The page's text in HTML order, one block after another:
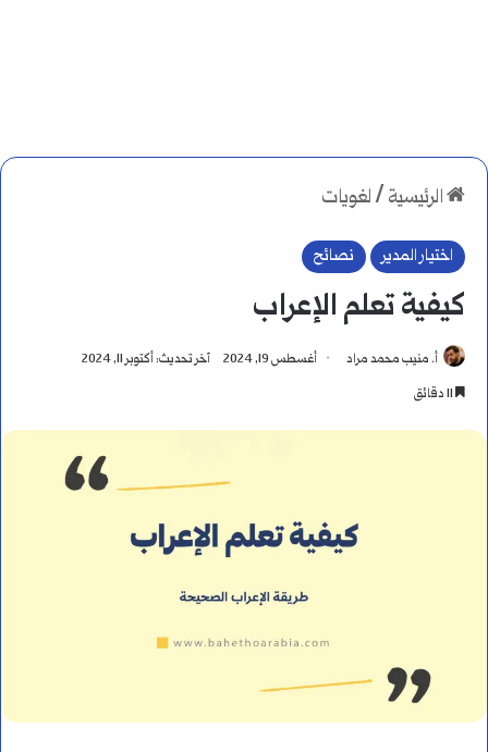
الرئيسية /لغويات
اختيار المدير نصائح
كيفية تعلم الإعراب
أ. منيب محمد مراد أغسطس 19, 2024
آخر تحديث: أكتوبر 11, 2024